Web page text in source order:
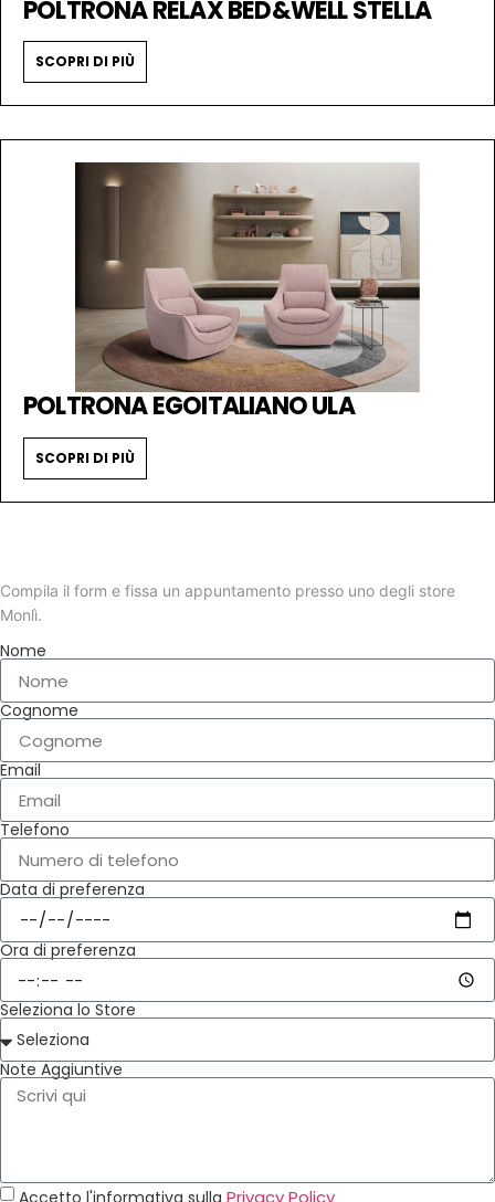
POLTRONA RELAX BED&WELL STELLA
SCOPRI DI PIÙ
POLTRONA EGOITALIANO ULA
SCOPRI DI PIÙ
Compila il form e fissa un appuntamento presso uno degli store
Monlì.
Nome
Cognome
Email
Telefono
Data di preferenza
Ora di preferenza
Seleziona lo Store
Note Aggiuntive
Accetto l'informativa sulla Privacy Policy